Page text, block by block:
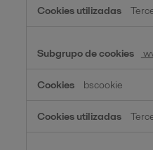
bscookie